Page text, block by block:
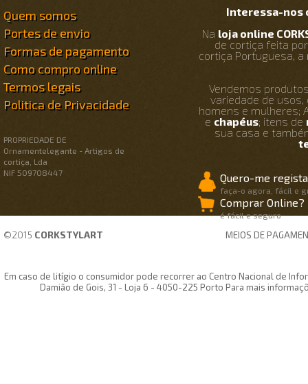
Quem somos
Portes de envio
Formas de pagamento
Como compro online
Termos legais
Politica de Privacidade
PROPRIEDADE DE
Ornamentelegante - Artigos de
cortiça, Lda
NIF 509708447
Interessa-nos
Na loja online
de cortiça feita
cortiça Portuguesa,
Vendemos
variedade de
homens e mulheres;
e chapéus; itens de
sua casa e
Quero-me
faça-o agora, fácil e
Comprar Online?
é fácil e seguro
©2015 CORKSTYLART MEIOS DE
Em caso de litígio o consumidor pode recorrer ao Centro Nacional de
Damião de Gois, 31 - Loja 6 - 4050-225 Porto Para mais